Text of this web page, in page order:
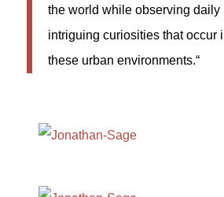
the world while observing daily
intriguing curiosities that occur
these urban environments.“